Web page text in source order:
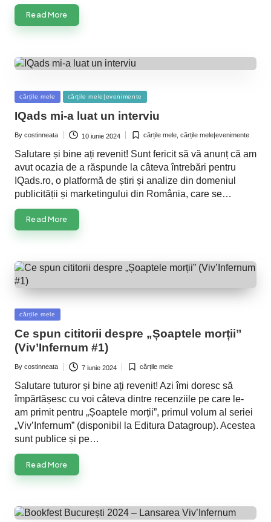
Read More
Posted
in
cărțile mele cărțile mele|evenimente
IQads mi-a luat un interviu
Posted
By costinneata 10 iunie 2024
Postedcărțile mele ,cărțile mele|evenimente
Salutare și bine ați revenit! Sunt fericit să vă anunț că am
avut ocazia de a răspunde la câteva întrebări pentru
IQads.ro, o platformă de știri și analize din domeniul
publicității și marketingului din România, care se…
Read More
Posted
in
cărțile mele
Ce spun cititorii despre „Șoaptele morții”
(Viv’Infernum #1)
Posted
By costinneata 7 iunie 2024
Postedcărțile mele
Salutare tuturor și bine ați revenit! Azi îmi doresc să
împărtășesc cu voi câteva dintre recenziile pe care le-
am primit pentru „Șoaptele morții”, primul volum al seriei
„Viv’Infernum” (disponibil la Editura Datagroup). Acestea
sunt publice și pe…
Read More